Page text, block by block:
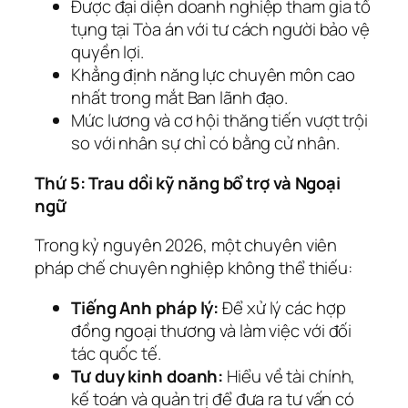
Được đại diện doanh nghiệp tham gia tố
tụng tại Tòa án với tư cách người bảo vệ
quyền lợi.
Khẳng định năng lực chuyên môn cao
nhất trong mắt Ban lãnh đạo.
Mức lương và cơ hội thăng tiến vượt trội
so với nhân sự chỉ có bằng cử nhân.
Thứ 5: Trau dồi kỹ năng bổ trợ và Ngoại
ngữ
Trong kỷ nguyên 2026, một chuyên viên
pháp chế chuyên nghiệp không thể thiếu:
Tiếng Anh pháp lý:Để xử lý các hợp
đồng ngoại thương và làm việc với đối
tác quốc tế.
Tư duy kinh doanh: Hiểu về tài chính,
kế toán và quản trị để đưa ra tư vấn có